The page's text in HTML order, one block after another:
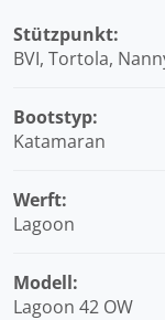
Stützpunkt:
BVI, Tortola,
Bootstyp:
Katamaran
Werft:
Lagoon
Modell:
Lagoon 42 OW